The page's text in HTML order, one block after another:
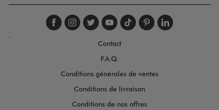
Suivez-nous sur
Suivez-nous sur
Suivez-nous sur
Suivez-nous
Suivez-nous
Suivez-
.
Contact
F.A.Q.
Conditions générales de ventes
Conditions de livraison
Conditions de nos offres